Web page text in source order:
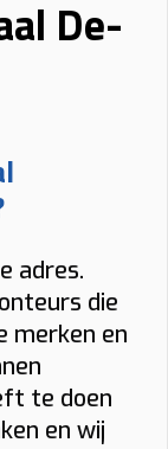
De-
adres.
die
merken en
te doen
en wij